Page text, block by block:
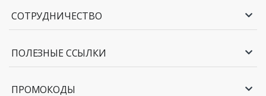
СОТРУДНИЧЕСТВО
ПОЛЕЗНЫЕ ССЫЛКИ
ПРОМОКОДЫ